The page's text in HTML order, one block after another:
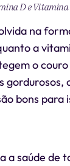
D e Vitamina
na
a
o couro
gordurosos,
bons para
a saúde de